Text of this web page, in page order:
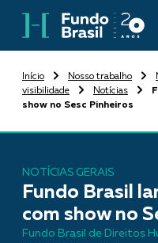
Início Nosso trabalho
visibilidade
Notícias
show no Sesc Pinheiros
NOTÍCIAS GERAIS
Fundo Brasil
com show no
Fundo Brasil de Direitos